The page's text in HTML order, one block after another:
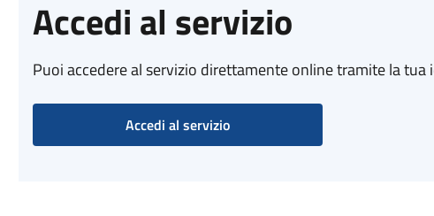
Accedi al servizio
Puoi accedere al servizio direttamente online tramite la
Accedi al servizio